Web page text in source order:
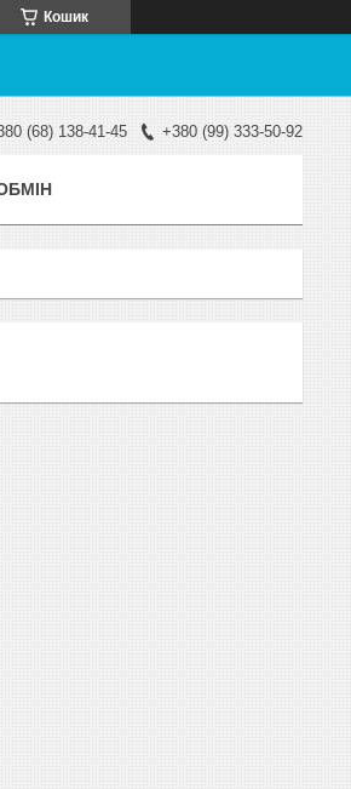
Кошик
(68) 138-41-45 +380 (99) 333-50-92